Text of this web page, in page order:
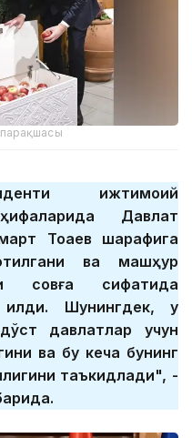
парақшасы
ижтимоий
Давлат
Тоқаев шарафига
ва машҳур
совға сифатида
Шунингдек, у
давлатлар учун
ва бу кеча бунинг
таъкидлади", -